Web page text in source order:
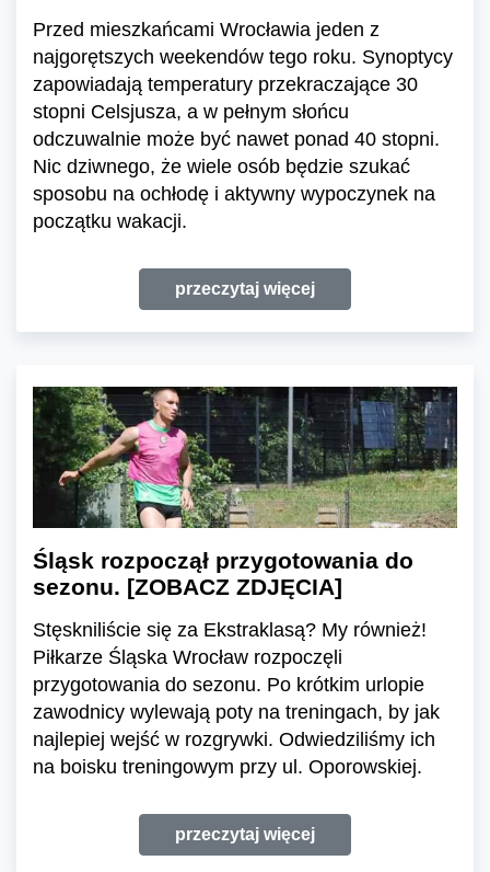
Przed mieszkańcami Wrocławia jeden z
najgorętszych weekendów tego roku. Synoptycy
zapowiadają temperatury przekraczające 30
stopni Celsjusza, a w pełnym słońcu
odczuwalnie może być nawet ponad 40 stopni.
Nic dziwnego, że wiele osób będzie szukać
sposobu na ochłodę i aktywny wypoczynek na
początku wakacji.
przeczytaj więcej
Śląsk rozpoczął przygotowania do
sezonu. [ZOBACZ ZDJĘCIA]
Stęskniliście się za Ekstraklasą? My również!
Piłkarze Śląska Wrocław rozpoczęli
przygotowania do sezonu. Po krótkim urlopie
zawodnicy wylewają poty na treningach, by jak
najlepiej wejść w rozgrywki. Odwiedziliśmy ich
na boisku treningowym przy ul. Oporowskiej.
przeczytaj więcej